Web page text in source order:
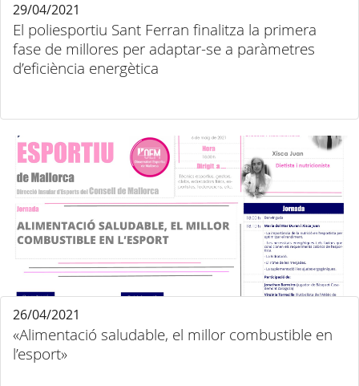
El poliesportiu Sant Ferran finalitza la primera
fase de millores per adaptar-se a paràmetres
d’eficiència energètica
29/04/2021
«Alimentació saludable, el millor combustible en
l’esport»
26/04/2021